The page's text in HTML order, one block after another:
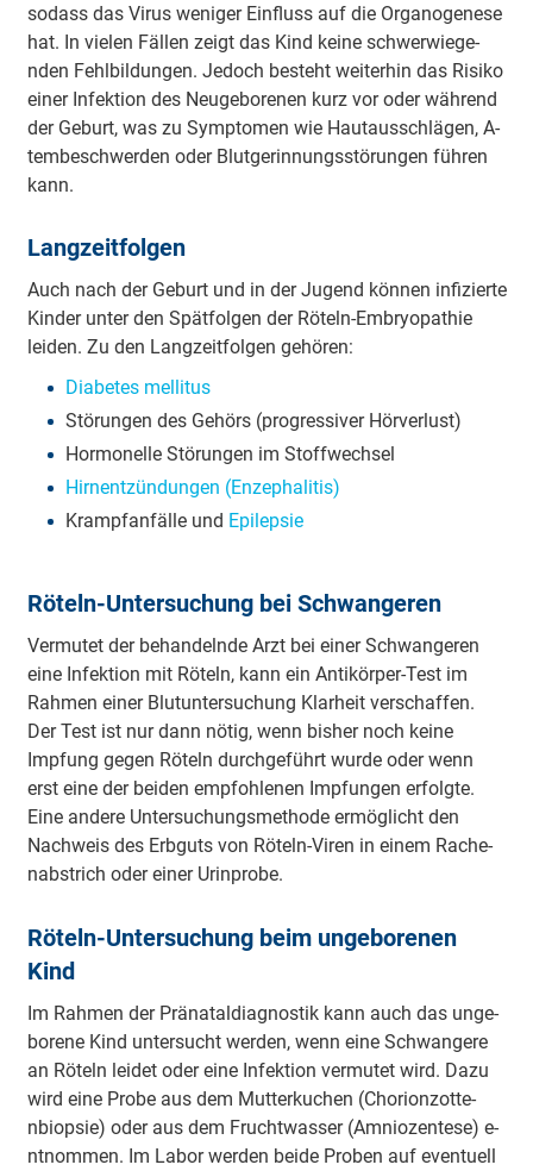
sodass das Virus we­ni­ger Einfluss auf die O­rga­no­ge­ne­se
hat. In vielen Fällen zeigt das Kind keine schwe­rwie­ge­
nden Fe­hlbi­ldu­ngen. Jedoch besteht wei­te­rhin das Ri­si­ko
einer I­nfe­ktion des Neu­ge­bo­re­nen kurz vor oder während
der Geburt, was zu Sy­mpto­men wie Hau­tau­sschlä­gen, A­
te­mbe­schwe­rden oder Blu­tge­ri­nnu­ngsstö­ru­ngen führen
kann.
La­ngzei­tfo­lgen
Auch nach der Geburt und in der Jugend können i­nfi­zie­rte
Kinder unter den Spä­tfo­lgen der Röteln-E­mbryo­pa­thie
leiden. Zu den La­ngzei­tfo­lgen ge­hö­ren:
Dia­be­tes me­lli­tus
Stö­ru­ngen des Gehörs (pro­gre­ssi­ver Hö­rve­rlust)
Ho­rmo­ne­lle Stö­ru­ngen im Sto­ffwe­chsel
Hi­rne­ntzü­ndu­ngen (E­nze­pha­li­tis)
Kra­mpfa­nfä­lle und E­pi­le­psie
Röteln-U­nte­rsu­chung bei Schwa­nge­ren
Ve­rmu­tet der be­ha­nde­lnde Arzt bei einer Schwa­nge­ren
eine I­nfe­ktion mit Röteln, kann ein A­nti­kö­rper-Test im
Rahmen einer Blu­tu­nte­rsu­chung Klarheit ve­rscha­ffen.
Der Test ist nur dann nötig, wenn bisher noch keine
Impfung gegen Röteln du­rchge­führt wurde oder wenn
erst eine der beiden e­mpfo­hle­nen I­mpfu­ngen e­rfo­lgte.
Eine a­nde­re U­nte­rsu­chu­ngsme­tho­de e­rmö­glicht den
Nachweis des Erbguts von Röteln-Viren in einem Ra­che­
na­bstrich oder einer U­ri­npro­be.
Röteln-U­nte­rsu­chung beim u­nge­bo­re­nen
Kind
Im Rahmen der Prä­na­ta­ldia­gno­stik kann auch das u­nge­
bo­re­ne Kind u­nte­rsucht werden, wenn eine Schwa­nge­re
an Röteln leidet oder eine I­nfe­ktion ve­rmu­tet wird. Dazu
wird eine Probe aus dem Mu­tte­rku­chen (Cho­rio­nzo­tte­
nbio­psie) oder aus dem Fru­chtwa­sser (A­mnio­ze­nte­se) e­
ntno­mmen. Im Labor werden beide Proben auf e­ve­ntuell